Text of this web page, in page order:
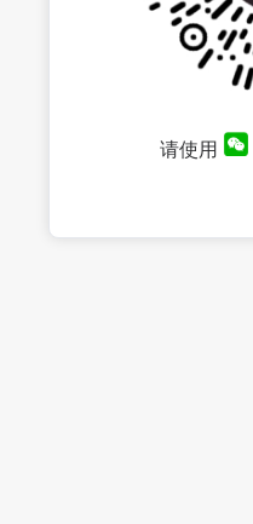
请使用